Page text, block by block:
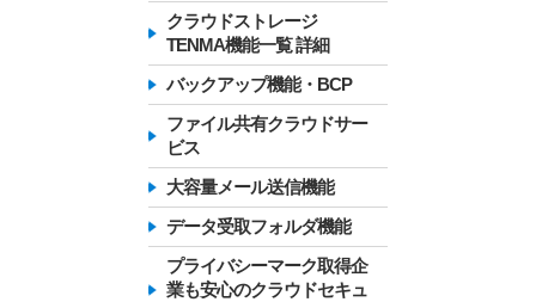
クラウドストレージ
TENMA機能一覧 詳細
バックアップ機能・BCP
ファイル共有クラウドサー
ビス
大容量メール送信機能
データ受取フォルダ機能
プライバシーマーク取得企
業も安心のクラウドセキュ